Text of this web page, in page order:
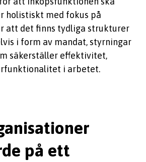
holistiskt med fokus på
att det finns tydliga strukturer
i form av mandat, styrningar
säkerställer effektivitet,
i arbetet.
på ett